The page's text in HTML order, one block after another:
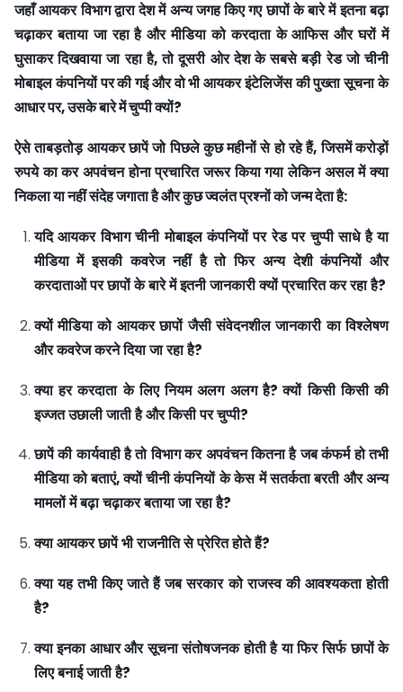
जहाँ आयकर विभाग द्वारा देश में अन्य जगह किए गए छापों के बारे में इतना बढ़ा
चढ़ाकर बताया जा रहा है और मीडिया को करदाता के आफिस और घरों में
घुसाकर दिखवाया जा रहा है,तो दूसरी ओर देश के सबसे बड़ी रेड जो चीनी
मोबाइल कंपनियों पर की गई और वो भीआयकर इंटेलिजेंस की पुख्ता सूचना के
आधार पर,उसके बारे में चुप्पी क्यों?
ऐसे ताबड़तोड़ आयकर छापें जो पिछले कुछ महीनों से हो रहे हैं,जिसमें करोड़ों
रुपये का कर अपवंचन होना प्रचारित जरूर किया गया लेकिन असल में क्या
निकला या नहीं संदेह जगाता है और कुछ ज्वलंत प्रश्नों को जन्म देता है:
यदि आयकर विभाग चीनी मोबाइल कंपनियों पर रेड पर चुप्पी साधे है या
मीडिया में इसकी कवरेज नहीं है तो फिर अन्य देशी कंपनियों और
करदाताओंपरछापोंकेबारेमेंइतनीजानकारीक्योंप्रचारितकररहाहै?
क्यों मीडिया को आयकर छापों जैसी संवेदनशील जानकारी का विश्लेषण
औरकवरेजकरनेदियाजारहाहै?
क्या हर करदाता के लिए नियम अलग अलग है?क्यों किसी किसी की
इज्जतउछालीजातीहै औरकिसीपरचुप्पी?
छापें की कार्यवाही है तो विभाग कर अपवंचन कितना है जब कंफर्म हो तभी
मीडिया को बताएं,क्यों चीनी कंपनियों के केस में सतर्कता बरती और अन्य
मामलोंमेंबढ़ाचढ़ाकरबतायाजारहाहै?
क्या आयकरछापें भीराजनीतिसेप्रेरितहोतेहैं?
क्या यह तभी किए जाते हैं जब सरकार को राजस्व की आवश्यकता होती
है?
क्या इनका आधार और सूचना संतोषजनक होती है या फिर सिर्फ छापों के
लिएबनाईजातीहै?